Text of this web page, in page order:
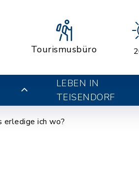
Tourismusbüro
LEBEN IN
TEISENDORF
erledige ich wo?